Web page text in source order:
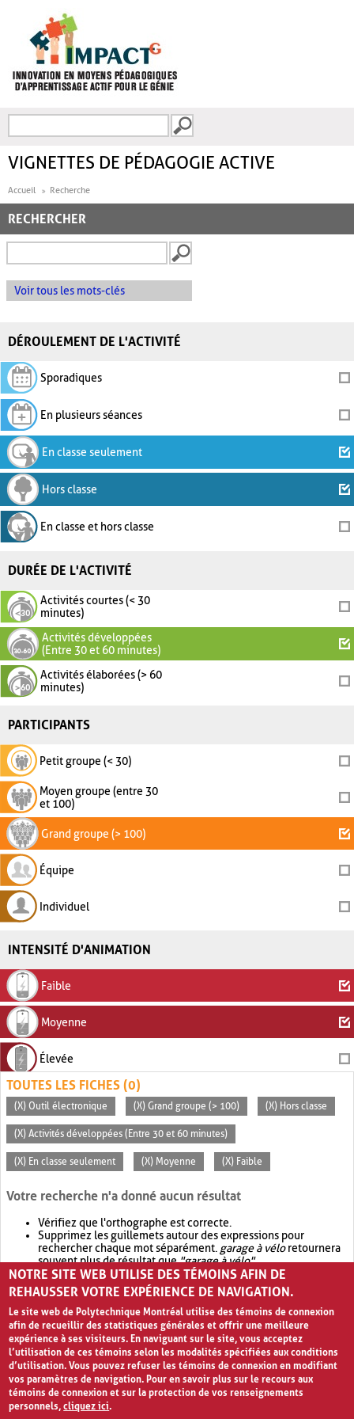
FORMULAIRE DE
VIGNETTES DE PÉDAGOGIE ACTIVE
Accueil Recherche
RECHERCHER
Voir tous les mots-clés
DÉROULEMENT DE L'ACTIVITÉ
Sporadiques
En plusieurs séances
En classe seulement
Hors classe
En classe et hors classe
DURÉE DE L'ACTIVITÉ
Activités courtes (< 30
minutes)
Activités développées
(Entre 30 et 60 minutes)
Activités élaborées (> 60
minutes)
PARTICIPANTS
Petit groupe (< 30)
Moyen groupe (entre 30
et 100)
Grand groupe (> 100)
Équipe
Individuel
INTENSITÉ D'ANIMATION
Faible
Moyenne
Élevée
TOUTES LES FICHES (0)
(X) Outil électronique (X) Grand groupe (> 100) (X) Hors classe
(X) Activités développées (Entre 30 et 60 minutes)
(X) En classe seulement (X) Moyenne (X) Faible
Votre recherche n'a donné aucun résultat
Vérifiez que l'orthographe est correcte.
Supprimez les guillemets autour des expressions pour
rechercher chaque mot séparément. garage à véloretournera
souvent plus de résultat que"garage à vélo".
Envisagez d'élargir votre recherche avec OR.garage OR vélo
retournera souvent plus de résultat quegarage à vélo
NOTRE SITE WEB UTILISE DES TÉMOINS AFIN DE
REHAUSSER VOTRE EXPÉRIENCE DE NAVIGATION.
Le site web de Polytechnique Montréal utilise des témoins de connexion
afin de recueillir des statistiques générales et offrir une meilleure
expérience à ses visiteurs. En naviguant sur le site, vous acceptez
l’utilisation de ces témoins selon les modalités spécifiées aux conditions
d’utilisation. Vous pouvez refuser les témoins de connexion en modifiant
vos paramètres de navigation. Pour en savoir plus sur le recours aux
témoins de connexion et sur la protection de vos renseignements
personnels,cliquez ici.